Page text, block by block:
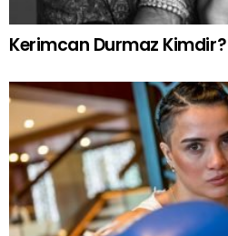
Kerimcan Durmaz